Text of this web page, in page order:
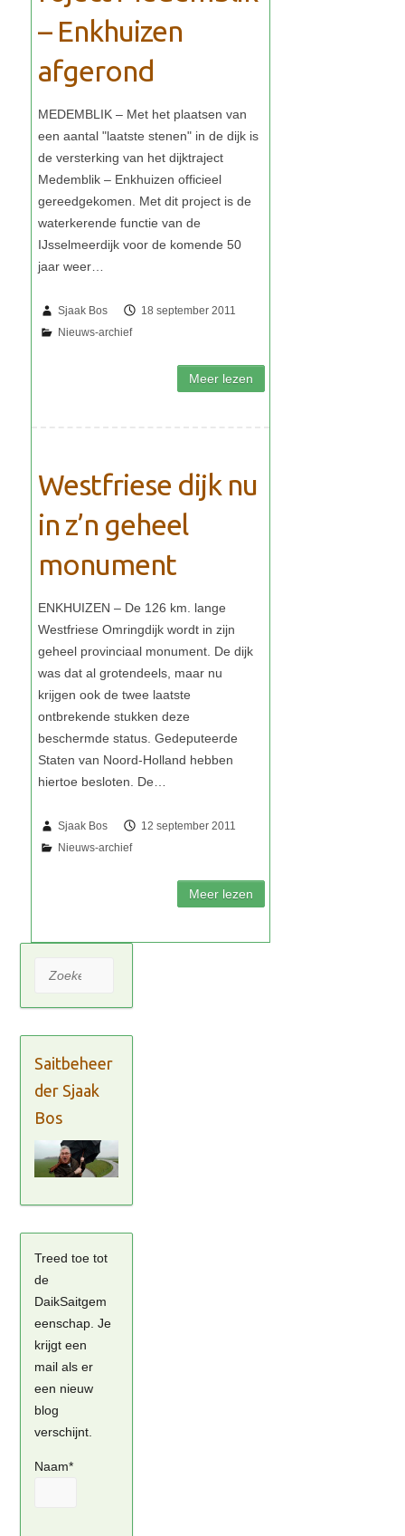
– Enkhuizen
afgerond
Sjaak Bos 18 september 2011
Westfriese dijk nu
in z’n geheel
monument
Sjaak Bos 12 september 2011
Zoeken
Saitbeheer
der Sjaak
Bos
Treed toe tot
de
DaikSaitgem
eenschap. Je
krijgt een
mail als er
een nieuw
blog
verschijnt.
Naam*